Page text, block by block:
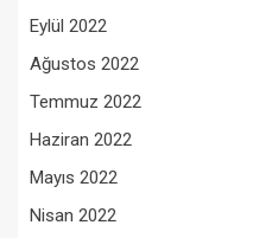
Eylül 2022
Ağustos 2022
Temmuz 2022
Haziran 2022
Mayıs 2022
Nisan 2022